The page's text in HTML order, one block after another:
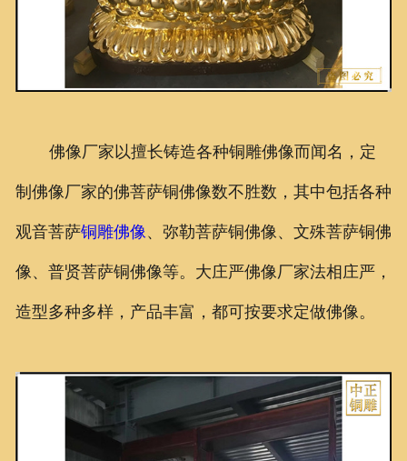
佛像厂家以擅长铸造各种铜雕佛像而闻名，定
制佛像厂家的佛菩萨铜佛像数不胜数，其中包括各种
观音菩萨铜雕佛像、弥勒菩萨铜佛像、文殊菩萨铜佛
像、普贤菩萨铜佛像等。大庄严佛像厂家法相庄严，
造型多种多样，产品丰富，都可按要求定做佛像。